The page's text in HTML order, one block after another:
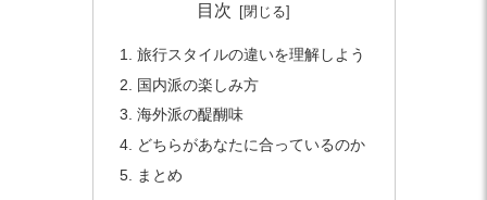
目次
旅行スタイルの違いを理解しよう
国内派の楽しみ方
海外派の醍醐味
どちらがあなたに合っているのか
まとめ